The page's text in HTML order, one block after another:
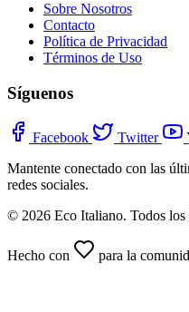
Sobre Nosotros
Contacto
Política de Privacidad
Términos de Uso
Síguenos
Facebook Twitter
Mantente conectado con las
redes sociales.
© 2026 Eco Italiano. Todos los
Hecho con para la